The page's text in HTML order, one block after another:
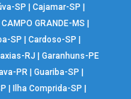
SP Cajamar-SP
|CAMPO GRANDE-MS
SP Cardoso-SP
RJ
Garanhuns-PE
PR| Guariba-SP
Ilha Comprida-SP